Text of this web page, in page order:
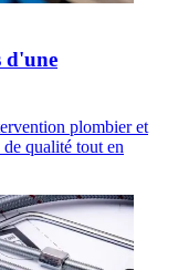
d'une
plombier et
qualité tout en